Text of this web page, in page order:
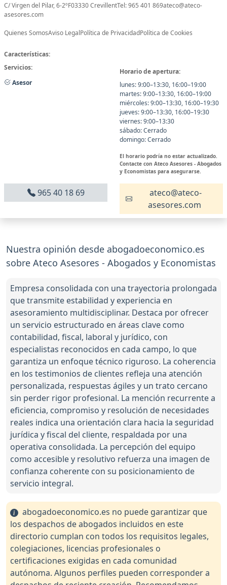
C/ Virgen del Pilar, 6-2ºF03330 CrevillentTel: 965 401 869ateco@ateco-
asesores.com
Quienes SomosAviso LegalPolítica de PrivacidadPolítica de Cookies
Características:
Servicios:
Asesor
Horario de apertura:
lunes: 9:00–13:30, 16:00–19:00
martes: 9:00–13:30, 16:00–19:00
miércoles: 9:00–13:30, 16:00–19:30
jueves: 9:00–13:30, 16:00–19:30
viernes: 9:00–13:30
sábado: Cerrado
domingo: Cerrado
El horario podría no estar actualizado.
Contacte con Ateco Asesores - Abogados
y Economistas para asegurarse.
965 40 18 69
ateco@ateco-
asesores.com
Nuestra opinión desde abogadoeconomico.es
sobre Ateco Asesores - Abogados y Economistas
Empresa consolidada con una trayectoria prolongada
que transmite estabilidad y experiencia en
asesoramiento multidisciplinar. Destaca por ofrecer
un servicio estructurado en áreas clave como
contabilidad, fiscal, laboral y jurídico, con
especialistas reconocidos en cada campo, lo que
garantiza un enfoque técnico riguroso. La coherencia
en los testimonios de clientes refleja una atención
personalizada, respuestas ágiles y un trato cercano
sin perder rigor profesional. La mención recurrente a
eficiencia, compromiso y resolución de necesidades
reales indica una orientación clara hacia la seguridad
jurídica y fiscal del cliente, respaldada por una
operativa consolidada. La percepción del equipo
como accesible y resolutivo refuerza una imagen de
confianza coherente con su posicionamiento de
servicio integral.
abogadoeconomico.es no puede garantizar que
los despachos de abogados incluidos en este
directorio cumplan con todos los requisitos legales,
colegiaciones, licencias profesionales o
certificaciones exigidas en cada comunidad
autónoma. Algunos perfiles pueden corresponder a